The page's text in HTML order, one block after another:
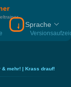
Download
Sprache
& mehr! | Krass drauf!